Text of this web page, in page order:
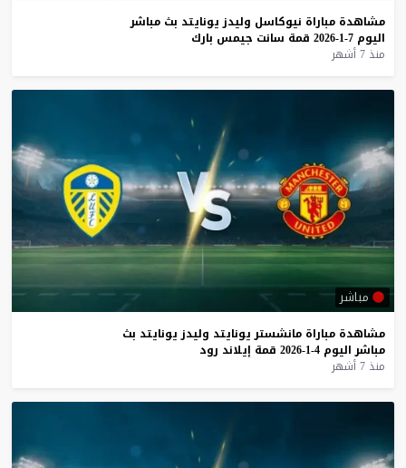
مشاهدة مباراة نيوكاسل وليدز يونايتد بث مباشر
اليوم 7-1-2026 قمة سانت جيمس بارك
منذ 7 أشهر
مباشر
مشاهدة مباراة مانشستر يونايتد وليدز يونايتد بث
مباشر اليوم 4-1-2026 قمة إيلاند رود
منذ 7 أشهر